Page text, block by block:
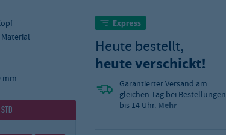
mm
Heute bestellt,
heute verschickt!
Garantierter Versand am
gleichen Tag bei Bestellungen
bis 14 Uhr. Mehr